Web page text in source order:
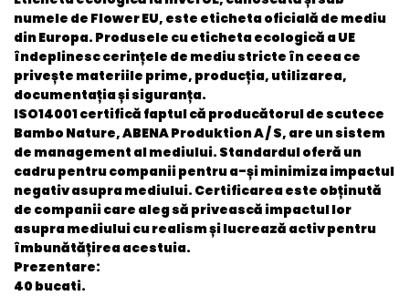
numele de Flower EU, este eticheta oficială de mediu
din Europa. Produsele cu eticheta ecologică a UE
îndeplinesc cerințele de mediu stricte în ceea ce
privește materiile prime, producția, utilizarea,
documentația și siguranța.
ISO14001certifică faptul că producătorul de scutece
Bambo Nature, ABENA Produktion A / S, are un sistem
de management al mediului. Standardul oferă un
cadru pentru companii pentru a-și minimiza impactul
negativ asupra mediului. Certificarea este obținută
de companii care aleg să privească impactul lor
asupra mediului cu realism și lucrează activ pentru
îmbunătățirea acestuia.
Prezentare:
40 bucati.